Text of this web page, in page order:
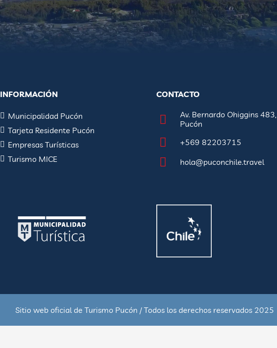
INFORMACIÓN
Municipalidad Pucón
Tarjeta Residente Pucón
Empresas Turísticas
Turismo MICE
CONTACTO
Av. Bernardo Ohiggins 483,
Pucón
+569 82203715
hola@puconchile.travel
Sitio web oficial de Turismo Pucón / Todos los derechos reservados 2025